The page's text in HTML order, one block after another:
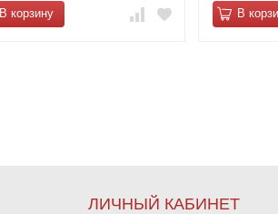
В корзину В
ЛИЧНЫЙ КАБИНЕТ